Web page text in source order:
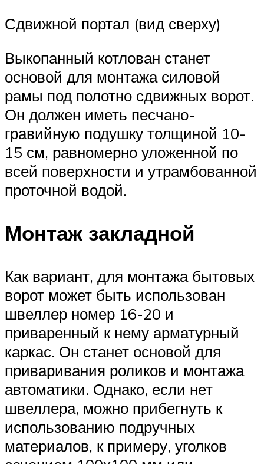
Сдвижной портал (вид сверху)
Выкопанный котлован станет
основой для монтажа силовой
рамы под полотно сдвижных ворот.
Он должен иметь песчано-
гравийную подушку толщиной 10-
15 см, равномерно уложенной по
всей поверхности и утрамбованной
проточной водой.
Монтаж закладной
Как вариант, для монтажа бытовых
ворот может быть использован
швеллер номер 16-20 и
приваренный к нему арматурный
каркас. Он станет основой для
приваривания роликов и монтажа
автоматики. Однако, если нет
швеллера, можно прибегнуть к
использованию подручных
материалов, к примеру, уголков